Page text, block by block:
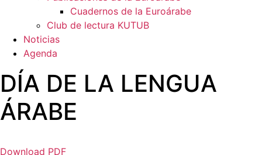
Cuadernos de la Euroárabe
Club de lectura KUTUB
Noticias
Agenda
DÍA DE LA LENGUA
ÁRABE
Download PDF